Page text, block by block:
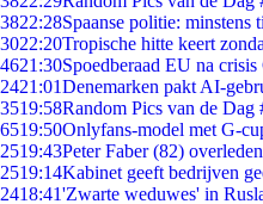
3822:28Spaanse politie: minstens
3022:20Tropische hitte keert
4621:30Spoedberaad EU na
2421:01Denemarken pakt AI-
3519:58Random Pics van de Dag
6519:50Onlyfans-model met G-
2519:43Peter Faber (82) overleden
2519:14Kabinet geeft bedrijven
2418:41'Zwarte weduwes' in